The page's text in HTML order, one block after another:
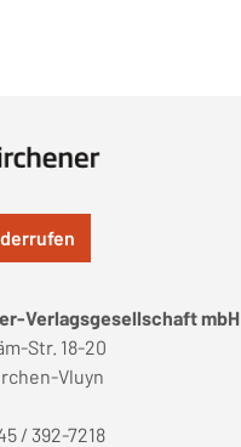
Verlagsgesellschaft mbH
Str. 18-20
Vluyn
/ 392-7218